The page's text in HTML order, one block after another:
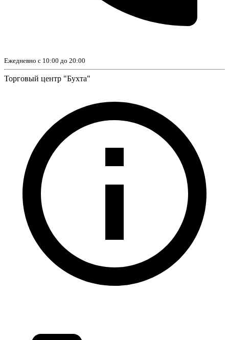
Ежедневно с 10:00 до 20:00
Торговый центр "Бухта"